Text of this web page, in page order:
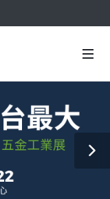
10/20-22與您在臺